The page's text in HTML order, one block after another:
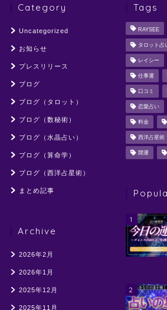
Category
Uncategorized
お知らせ
プレスリリース
ブログ
ブログ（タロット）
ブログ（数秘術）
ブログ（水晶占い）
ブログ（算命学）
ブログ（西洋占星術）
まとめ記事
Archive
2026年2月
2026年1月
2025年12月
2025年11月
Tags
RAYSEE
タロット占
レイシー
仕事運
口コミ
恋愛占い
料金
西洋占星術
開運
1
2